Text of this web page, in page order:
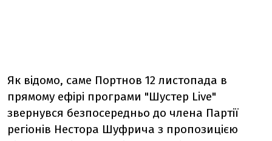
Як відомо, саме Портнов 12 листопада в
прямому ефірі програми "Шустер Live"
звернувся безпосередньо до члена Партії
регіонів Нестора Шуфрича з пропозицією